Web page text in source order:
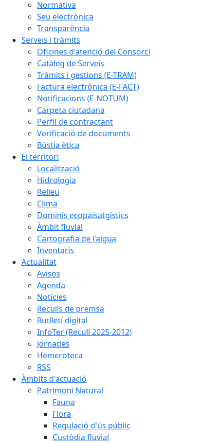
Normativa
Seu electrònica
Transparència
Serveis i tràmits
Oficines d'atenció del Consorci
Catàleg de Serveis
Tràmits i gestions (E-TRAM)
Factura electrònica (E-FACT)
Notificacions (E-NOTUM)
Carpeta ciutadana
Perfil de contractant
Verificació de documents
Bústia ètica
El territori
Localització
Hidrologia
Relleu
Clima
Dominis ecopaisatgístics
Àmbit fluvial
Cartografia de l'aigua
Inventaris
Actualitat
Avisos
Agenda
Notícies
Reculls de premsa
Butlletí digital
InfoTer (Recull 2025-2012)
Jornades
Hemeroteca
RSS
Àmbits d'actuació
Patrimoni Natural
Fauna
Flora
Regulació d'ús públic
Custòdia fluvial